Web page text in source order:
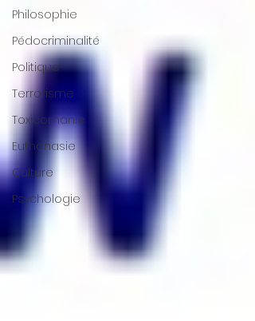
Philosophie
Pédocriminalité
Politique
Terrorisme
Toxicomanie
Euthanasie
Culture
Psychologie